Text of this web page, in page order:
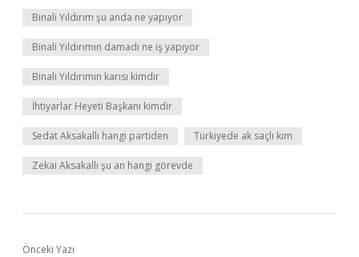
Binali Yıldırım şu anda ne yapıyor
Binali Yıldırımın damadı ne iş yapıyor
Binali Yıldırımın karısı kimdir
İhtiyarlar Heyeti Başkanı kimdir
Sedat Aksakallı hangi partiden Türkiyede ak saçlı kim
Zekai Aksakallı şu an hangi görevde
Önceki Yazı